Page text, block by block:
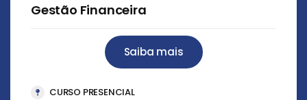
Gestão Financeira
Saiba mais
CURSO PRESENCIAL